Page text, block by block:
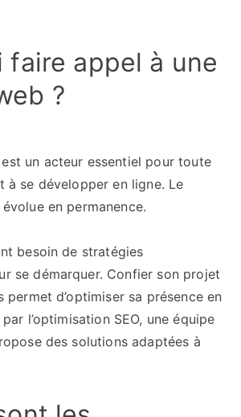
création
Les
tendances
de
l’expérience
utilisateur
faire appel à une
?
un acteur essentiel pour toute
à se développer en ligne. Le
en permanence.
besoin de stratégies
se démarquer. Confier son projet
permet d’optimiser sa présence en
l’optimisation SEO, une équipe
des solutions adaptées à